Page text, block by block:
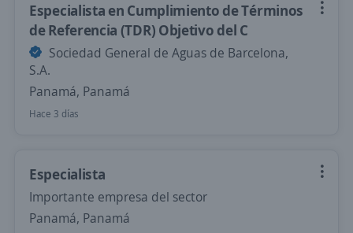
Especialista en Cumplimiento de Términos
de Referencia (TDR) Objetivo del C
Sociedad General de Aguas de Barcelona,
S.A.
Panamá, Panamá
Hace 3 días
Especialista
Importante empresa del sector
Panamá, Panamá